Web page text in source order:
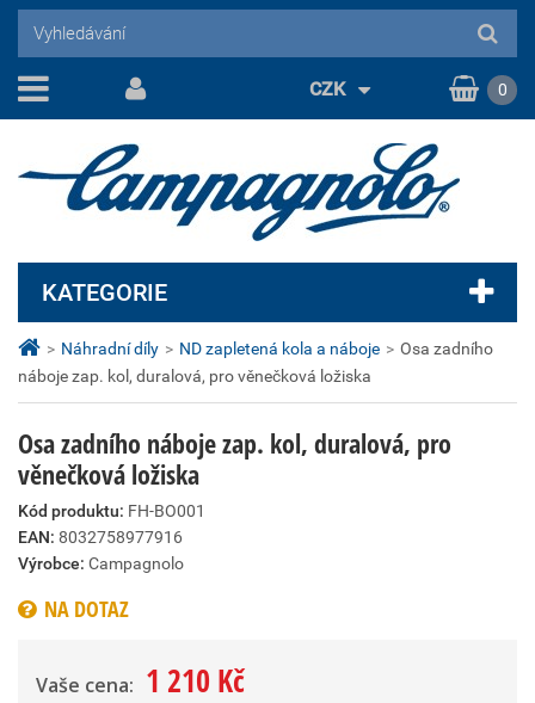
> Náhradní díly > ND zapletená kola a náboje > Osa zadního
náboje zap. kol, duralová, pro věnečková ložiska
Osa zadního náboje zap. kol, duralová, pro
věnečková ložiska
Kód produktu: FH-BO001
EAN: 8032758977916
Výrobce: Campagnolo
NA DOTAZ
Vaše cena: 1 210 Kč
KATEGORIE
CZK 0